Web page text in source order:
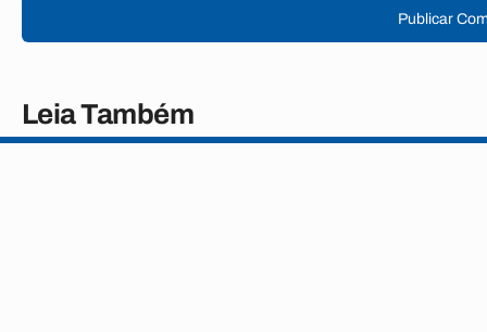
Publicar
Leia Também